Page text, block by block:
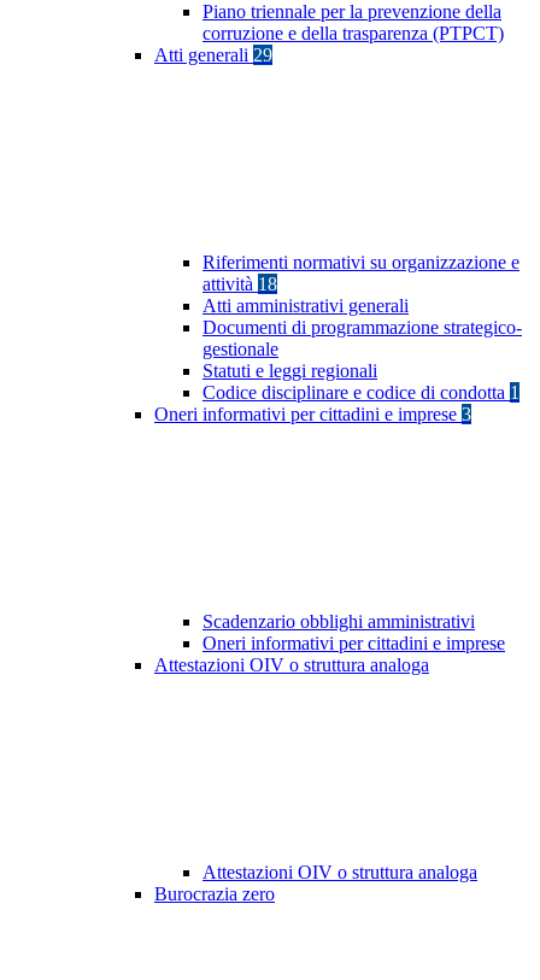
Piano triennale per la prevenzione della
corruzione e della trasparenza (PTPCT)
Atti generali 29
Riferimenti normativi su organizzazione e
attività 18
Atti amministrativi generali
Documenti di programmazione strategico-
gestionale
Statuti e leggi regionali
Codice disciplinare e codice di condotta 1
Oneri informativi per cittadini e imprese 3
Scadenzario obblighi amministrativi
Oneri informativi per cittadini e imprese
Attestazioni OIV o struttura analoga
Attestazioni OIV o struttura analoga
Burocrazia zero